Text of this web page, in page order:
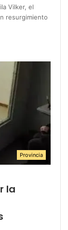
Vilker, el
resurgimiento
Provincia
la